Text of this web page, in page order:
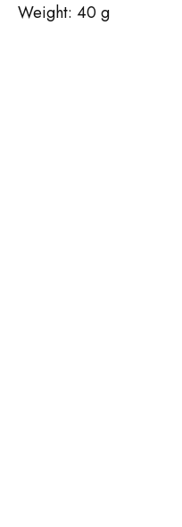
Weight: 40 g